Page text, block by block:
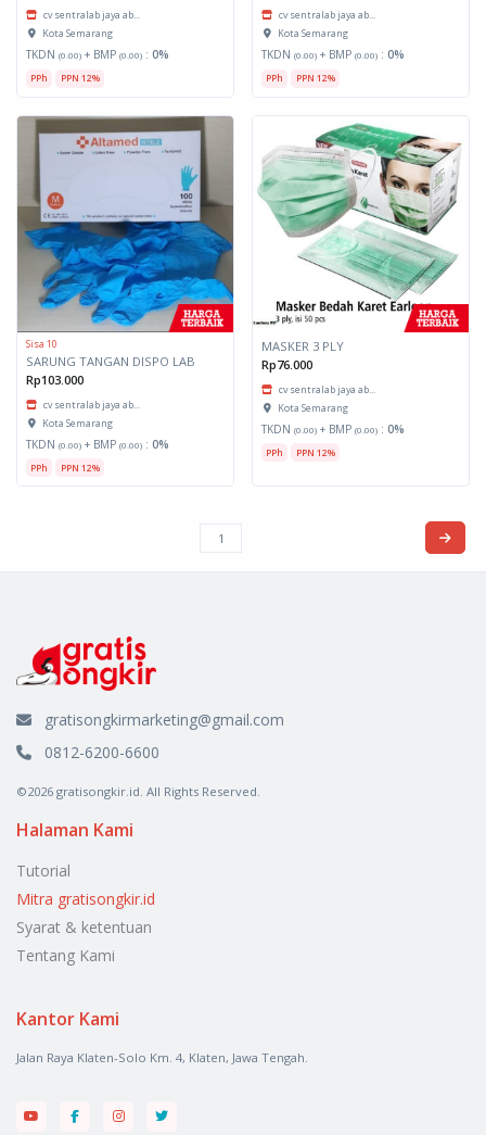
cv sentralab jaya ab...
Kota Semarang
TKDN (0.00) + BMP (0.00) : 0%
PPh PPN 12%
cv sentralab jaya ab...
Kota Semarang
TKDN (0.00) + BMP (0.00) : 0%
PPh PPN 12%
Sisa 10
SARUNG TANGAN DISPO LAB
Rp103.000
cv sentralab jaya ab...
Kota Semarang
TKDN (0.00) + BMP (0.00) : 0%
PPh PPN 12%
MASKER 3 PLY
Rp76.000
cv sentralab jaya ab...
Kota Semarang
TKDN (0.00) + BMP (0.00) : 0%
PPh PPN 12%
gratisongkirmarketing@gmail.com
0812-6200-6600
©2026 gratisongkir.id. All Rights Reserved.
Halaman Kami
Tutorial
Mitra gratisongkir.id
Syarat & ketentuan
Tentang Kami
Kantor Kami
Jalan Raya Klaten-Solo Km. 4, Klaten, Jawa Tengah.